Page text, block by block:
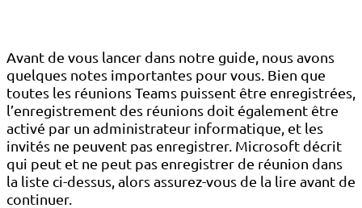
Avant de vous lancer dans notre guide, nous avons
quelques notes importantes pour vous. Bien que
toutes les réunions Teams puissent être enregistrées,
l’enregistrement des réunions doit également être
activé par un administrateur informatique, et les
invités ne peuvent pas enregistrer. Microsoft décrit
qui peut et ne peut pas enregistrer de réunion dans
la liste ci-dessus, alors assurez-vous de la lire avant de
continuer.